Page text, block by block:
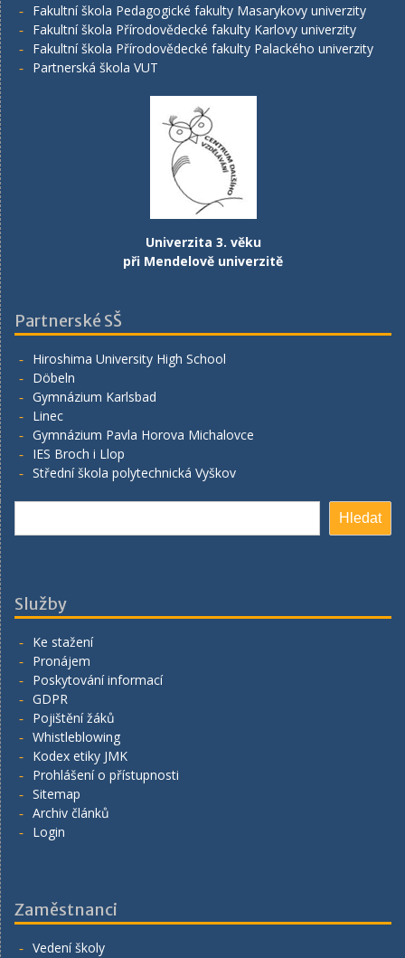
Fakultní škola Pedagogické fakulty Masarykovy univerzity
Fakultní škola Přírodovědecké fakulty Karlovy univerzity
Fakultní škola Přírodovědecké fakulty Palackého univerzity
Partnerská škola VUT
Univerzita 3. věku
při Mendelově univerzitě
Partnerské SŠ
Hiroshima University High School
Döbeln
Gymnázium Karlsbad
Linec
Gymnázium Pavla Horova Michalovce
IES Broch i Llop
Střední škola polytechnická Vyškov
Hledat
Služby
Ke stažení
Pronájem
Poskytování informací
GDPR
Pojištění žáků
Whistleblowing
Kodex etiky JMK
Prohlášení o přístupnosti
Sitemap
Archiv článků
Login
Zaměstnanci
Vedení školy